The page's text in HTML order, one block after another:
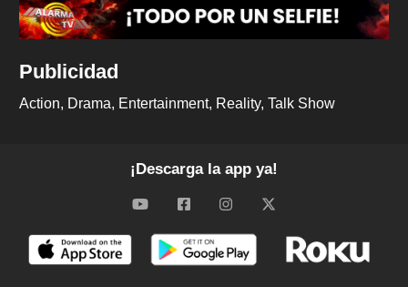
Publicidad
Action Drama Entertainment Reality Talk Show
¡Descarga la app ya!